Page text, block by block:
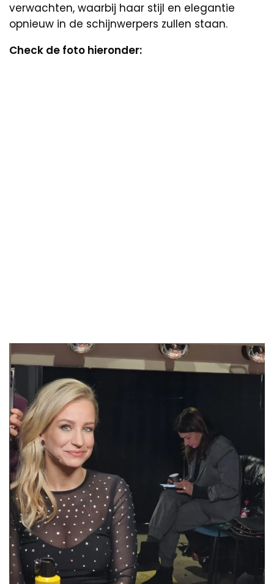
verwachten, waarbij haar stijl en elegantie
opnieuw in de schijnwerpers zullen staan.
Check de foto hieronder: